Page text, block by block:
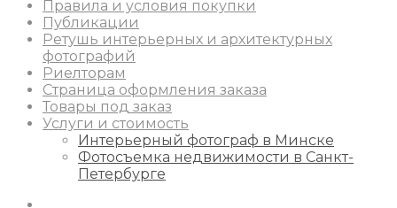
Правила и условия покупки
Публикации
Ретушь интерьерных и архитектурных
фотографий
Риелторам
Страница оформления заказа
Товары под заказ
Услуги и стоимость
Интерьерный фотограф в Минске
Фотосъемка недвижимости в Санкт-
Петербурге